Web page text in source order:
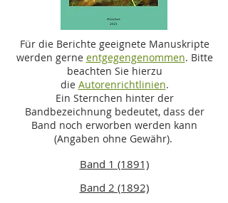
Für die Berichte geeignete Manuskripte
werden gerne entgegengenommen. Bitte
beachten Sie hierzu
die Autorenrichtlinien.
Ein Sternchen hinter der
Bandbezeichnung bedeutet, dass der
Band noch erworben werden kann
(Angaben ohne Gewähr).
Band 1 (1891)
Band 2 (1892)